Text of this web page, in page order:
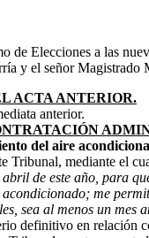
de Elecciones a las
y el señor
ACTA ANTERIOR.
anterior.
del aire
Tribunal, mediante el
de este año, para
me
sea al menos un mes
definitivo en relación